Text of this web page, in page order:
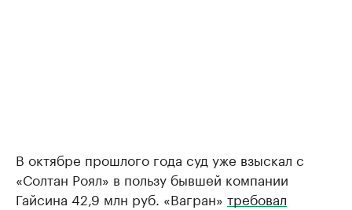
В октябре прошлого года суд уже взыскал с
«Солтан Роял» в пользу бывшей компании
Гайсина 42,9 млн руб. «Вагран» требовал